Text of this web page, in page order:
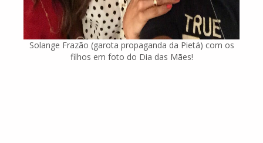
Solange Frazão (garota propaganda da Pietá) com os
filhos em foto do Dia das Mães!